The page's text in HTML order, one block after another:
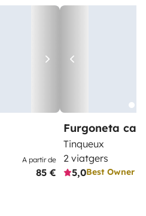
A partir de
85 €
Furgoneta
Tinqueux
2 viatgers
5,0Best Owner